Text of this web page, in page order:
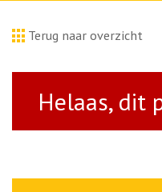
Terug naar overzicht
Helaas, dit